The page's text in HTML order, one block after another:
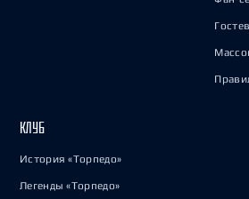
КЛУБ
История «Торпедо»
Легенды «Торпедо»